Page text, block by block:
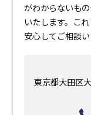
がわからないも
いたします。こ
安心してご相談い
東京都大田区